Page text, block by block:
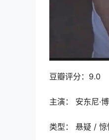
豆瓣评分：9.0
主演： 安东尼·
类型： 悬疑 /